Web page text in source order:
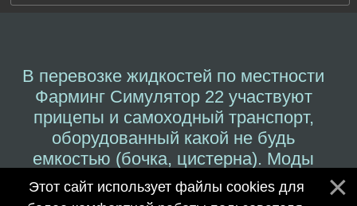
В перевозке жидкостей по местности
Фарминг Симулятор 22 участвуют
прицепы и самоходный транспорт,
оборудованный какой не будь
емкостью (бочка, цистерна). Моды
скачать топливозаправщика для ФС
2022, а также транспортировки воды.
Этот сайт использует файлы cookies для